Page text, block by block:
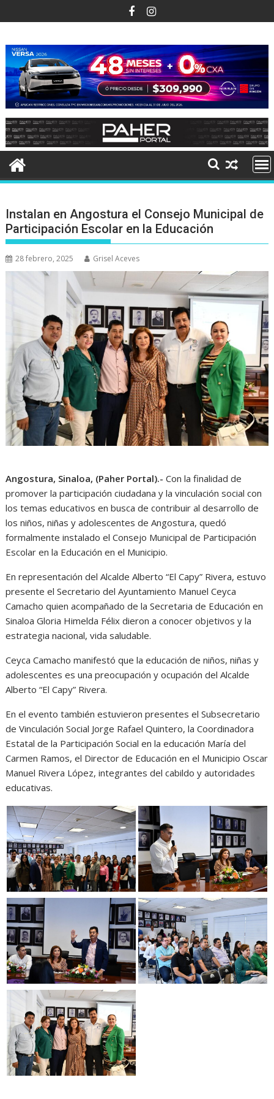
al
Instalan en Angostura el Consejo Municipal de
Participación Escolar en la Educación
28 febrero, 2025 Grisel Aceves
Angostura, Sinaloa, (Paher Portal).- Con la finalidad de
promover la participación ciudadana y la vinculación social con
los temas educativos en busca de contribuir al desarrollo de
los niños, niñas y adolescentes de Angostura, quedó
formalmente instalado el Consejo Municipal de Participación
Escolar en la Educación en el Municipio.
En representación del Alcalde Alberto “El Capy” Rivera, estuvo
presente el Secretario del Ayuntamiento Manuel Ceyca
Camacho quien acompañado de la Secretaria de Educación en
Sinaloa Gloria Himelda Félix dieron a conocer objetivos y la
estrategia nacional, vida saludable.
Ceyca Camacho manifestó que la educación de niños, niñas y
adolescentes es una preocupación y ocupación del Alcalde
Alberto “El Capy” Rivera.
En el evento también estuvieron presentes el Subsecretario
de Vinculación Social Jorge Rafael Quintero, la Coordinadora
Estatal de la Participación Social en la educación María del
Carmen Ramos, el Director de Educación en el Municipio Oscar
Manuel Rivera López, integrantes del cabildo y autoridades
educativas.